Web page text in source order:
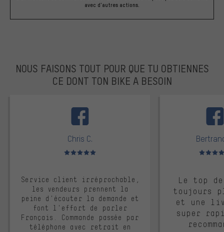
avec d'autres actions.
NOUS FAISONS TOUT POUR QUE TU OBTIENNES
CE DONT TON BIKE A BESOIN
Chris C.
Note moyenne : 5 sur 5
Service client irréprochable,
les vendeurs prennent la
peine d'écouter la demande et
font l'effort de parler
Français. Commande passée par
téléphone avec retrait en
Note
Le top
toujours
et une
super